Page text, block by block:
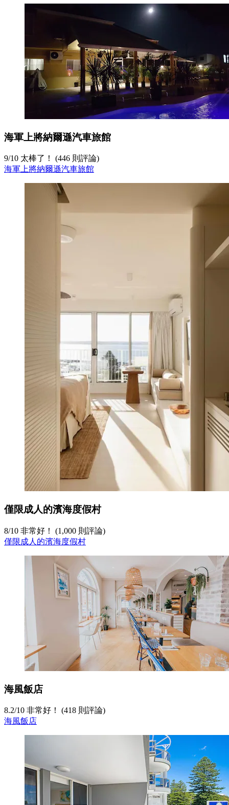
海軍上將納爾遜汽車旅館
9/10 太棒了！ (446 則評論)
海軍上將納爾遜汽車旅館
僅限成人的濱海度假村
8/10 非常好！ (1,000 則評論)
僅限成人的濱海度假村
海風飯店
8.2/10 非常好！ (418 則評論)
海風飯店